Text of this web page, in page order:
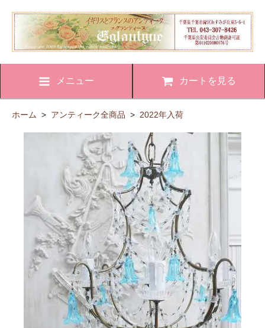
メニュー カートを見る
ホーム > アンティーク全商品 > 2022年入荷